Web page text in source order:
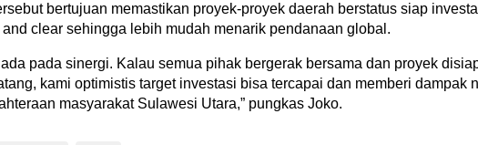
bertujuan memastikan proyek-proyek daerah berstatus siap
clear sehingga lebih mudah menarik pendanaan global.
pada sinergi. Kalau semua pihak bergerak bersama dan proyek
kami optimistis target investasi bisa tercapai dan memberi dampak
masyarakat Sulawesi Utara,” pungkas Joko.